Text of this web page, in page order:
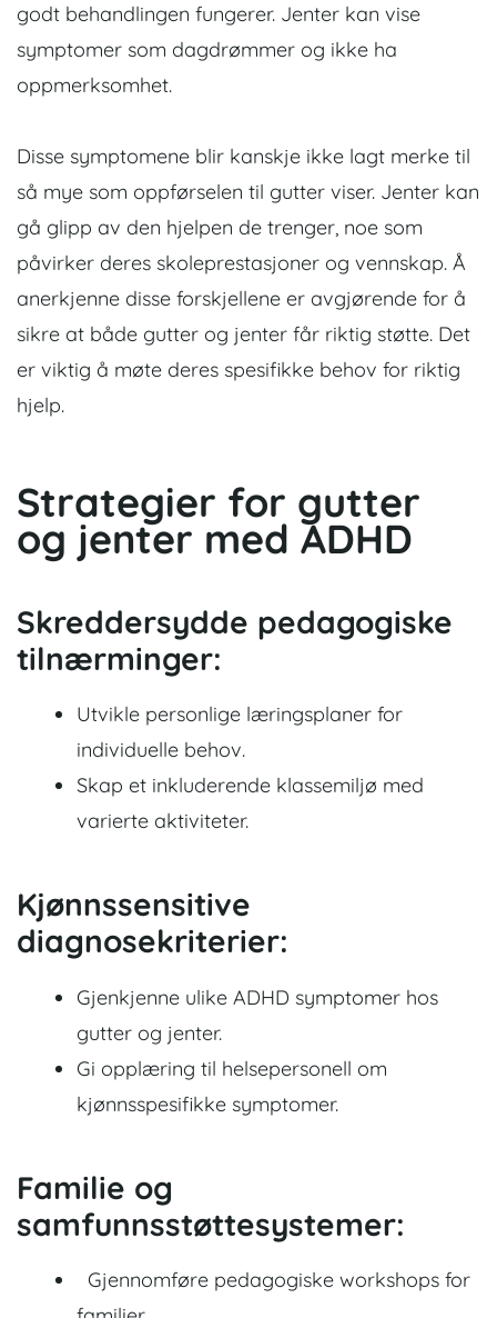
godt behandlingen fungerer. Jenter kan vise
symptomer som dagdrømmer og ikke ha
oppmerksomhet.
Disse symptomene blir kanskje ikke lagt merke til
så mye som oppførselen til gutter viser. Jenter kan
gå glipp av den hjelpen de trenger, noe som
påvirker deres skoleprestasjoner og vennskap. Å
anerkjenne disse forskjellene er avgjørende for å
sikre at både gutter og jenter får riktig støtte. Det
er viktig å møte deres spesifikke behov for riktig
hjelp.
Strategier for gutter
og jenter med ADHD
Skreddersydde pedagogiske
tilnærminger:
Utvikle personlige læringsplaner for
individuelle behov.
Skap et inkluderende klassemiljø med
varierte aktiviteter.
Kjønnssensitive
diagnosekriterier:
Gjenkjenne ulike ADHD symptomer hos
gutter og jenter.
Gi opplæring til helsepersonell om
kjønnsspesifikke symptomer.
Familie og
samfunnsstøttesystemer:
Gjennomføre pedagogiske workshops for